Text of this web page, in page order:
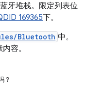
牙堆栈。限定列表位
169365下。
Bluetooth 中。
容。
？